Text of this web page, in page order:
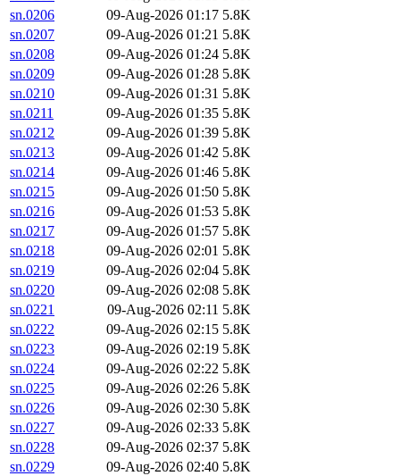
sn.0206
09-Aug-2026 01:17 5.8K
sn.0207
09-Aug-2026 01:21 5.8K
sn.0208
09-Aug-2026 01:24 5.8K
sn.0209
09-Aug-2026 01:28 5.8K
sn.0210
09-Aug-2026 01:31 5.8K
sn.0211
09-Aug-2026 01:35 5.8K
sn.0212
09-Aug-2026 01:39 5.8K
sn.0213
09-Aug-2026 01:42 5.8K
sn.0214
09-Aug-2026 01:46 5.8K
sn.0215
09-Aug-2026 01:50 5.8K
sn.0216
09-Aug-2026 01:53 5.8K
sn.0217
09-Aug-2026 01:57 5.8K
sn.0218
09-Aug-2026 02:01 5.8K
sn.0219
09-Aug-2026 02:04 5.8K
sn.0220
09-Aug-2026 02:08 5.8K
sn.0221
09-Aug-2026 02:11 5.8K
sn.0222
09-Aug-2026 02:15 5.8K
sn.0223
09-Aug-2026 02:19 5.8K
sn.0224
09-Aug-2026 02:22 5.8K
sn.0225
09-Aug-2026 02:26 5.8K
sn.0226
09-Aug-2026 02:30 5.8K
sn.0227
09-Aug-2026 02:33 5.8K
sn.0228
09-Aug-2026 02:37 5.8K
sn.0229
09-Aug-2026 02:40 5.8K